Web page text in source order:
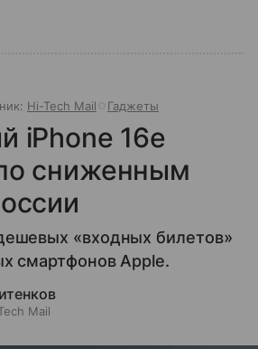
Hi-Tech Mail Гаджеты
iPhone 16e
сниженным
«входных билетов»
смартфонов Apple.
Mail